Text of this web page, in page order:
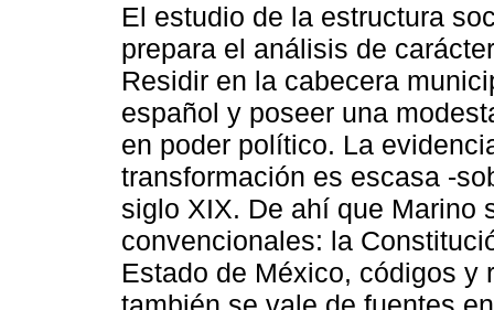
El estudio de la estructura
prepara el análisis de
Residir en la cabecera
español y poseer una
en poder político. La
transformación es escasa -
siglo XIX. De ahí que Marino
convencionales: la
Estado de México, códigos y